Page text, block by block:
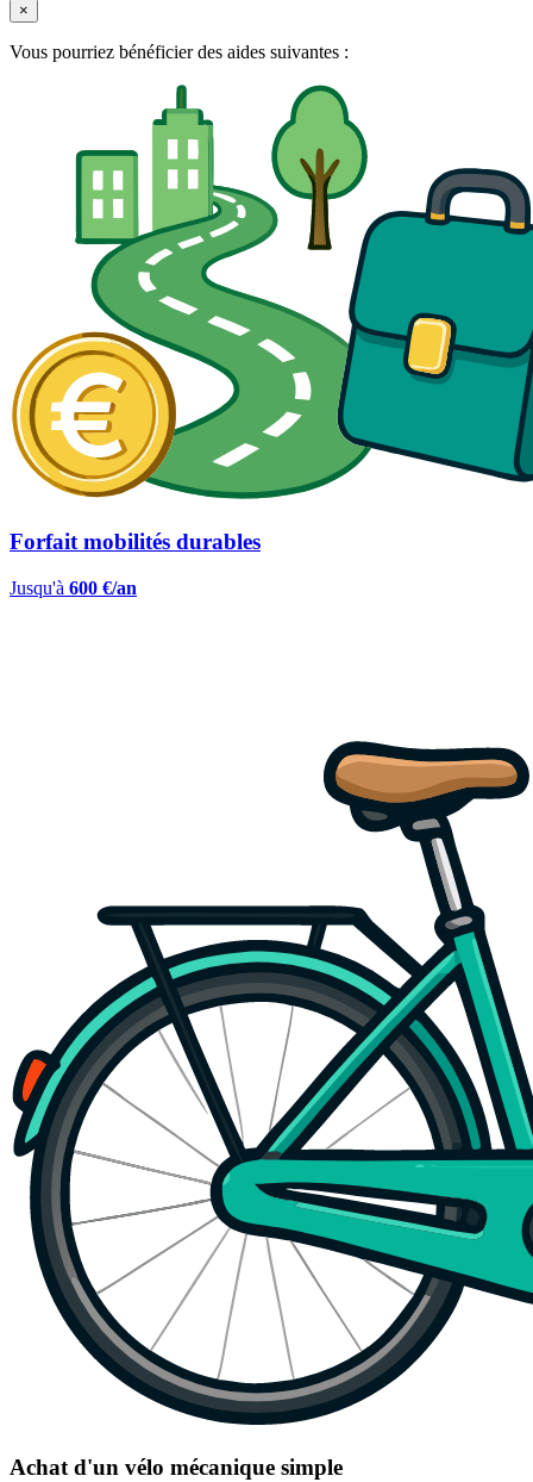
×
Vous pourriez bénéficier des aides suivantes :
Forfait mobilités durables
Jusqu'à 600 €/an
Achat d'un vélo mécanique simple